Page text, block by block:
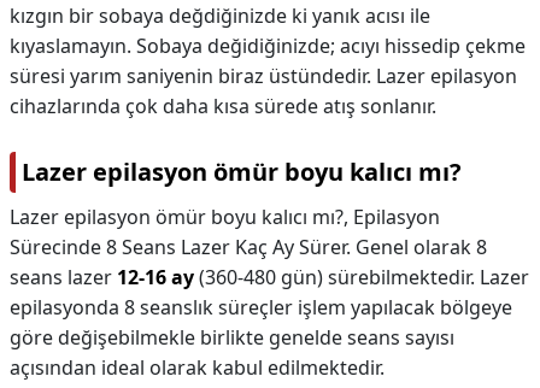
kızgın bir sobaya değdiğinizde ki yanık acısı ile
kıyaslamayın. Sobaya değidiğinizde; acıyı hissedip çekme
süresi yarım saniyenin biraz üstündedir. Lazer epilasyon
cihazlarında çok daha kısa sürede atış sonlanır.
Lazer epilasyon ömür boyu kalıcı mı?
Lazer epilasyon ömür boyu kalıcı mı?, Epilasyon
Sürecinde 8 Seans Lazer Kaç Ay Sürer. Genel olarak 8
seans lazer 12-16 ay(360-480 gün) sürebilmektedir. Lazer
epilasyonda 8 seanslık süreçler işlem yapılacak bölgeye
göre değişebilmekle birlikte genelde seans sayısı
açısından ideal olarak kabul edilmektedir.